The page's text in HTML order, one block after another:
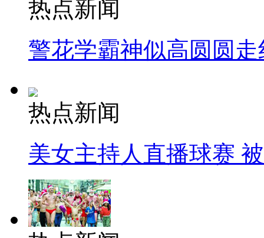
热点新闻
警花学霸神似高圆圆走
热点新闻
美女主持人直播球赛